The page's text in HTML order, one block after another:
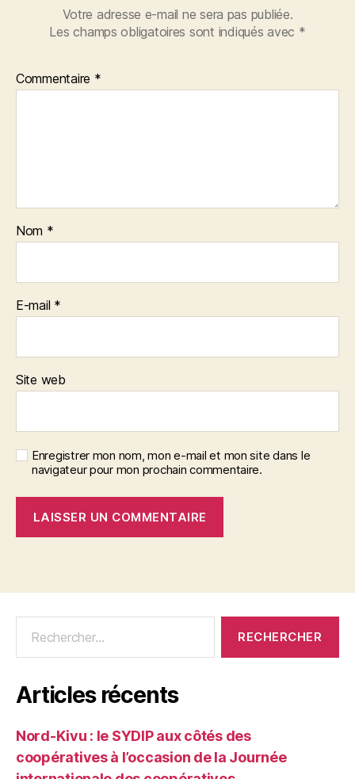
Votre adresse e-mail ne sera pas publiée.
Les champs obligatoires sont indiqués avec *
Commentaire *
Nom *
E-mail *
Site web
Enregistrer mon nom, mon e-mail et mon site dans le
navigateur pour mon prochain commentaire.
Articles récents
Nord-Kivu : le SYDIP aux côtés des
coopératives à l’occasion de la Journée